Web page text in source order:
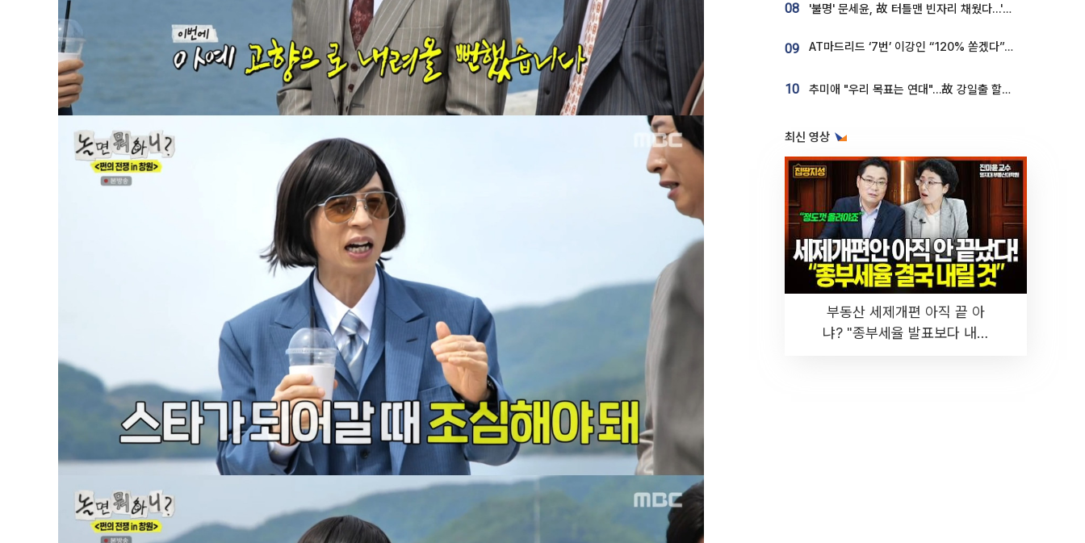
08 '불명' 문세윤, 故 터틀맨 빈자리 채웠다…'거북이' 눈물의 최종 우승
09 AT마드리드 ‘7번’ 이강인 “120% 쏟겠다”⋯시메오네 감독 “필요한 선수”
10 추미애 "우리 목표는 연대"…故 강일출 할머니 흉상 제막
최신 영상
부동산 세제개편 아직 끝 아
냐? "종부세율 발표보다 내릴